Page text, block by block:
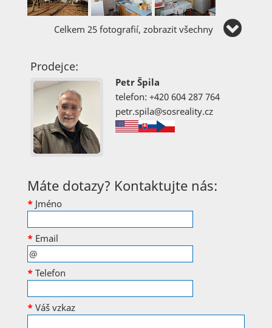
Celkem 25 fotografií, zobrazit všechny
Prodejce:
Petr Špila
telefon: +420 604 287 764
petr.spila@sosreality.cz
Máte dotazy? Kontaktujte nás:
* Jméno
* Email
* Telefon
* Váš vzkaz